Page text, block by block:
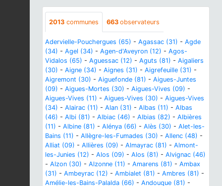
2013 communes 663 observateurs
Adervielle-Pouchergues (65) - Agassac (31) - Agde
(34) - Agel (34) - Agen-d'Aveyron (12) - Agos-
Vidalos (65) - Aguessac (12) - Aguts (81) - Aigaliers
(30) - Aigne (34) - Aignes (31) - Aigrefeuille (31) -
Aigremont (30) - Aiguefonde (81) - Aigues-Juntes
(09) - Aigues-Mortes (30) - Aigues-Vives (09) -
Aigues-Vives (11) - Aigues-Vives (30) - Aigues-Vives
(34) - Alairac (11) - Alan (31) - Albas (11) - Albas
(46) - Albi (81) - Albiac (46) - Albias (82) - Albières
(11) - Albine (81) - Alénya (66) - Alès (30) - Alet-les-
Bains (11) - Allègre-les-Fumades (30) - Allenc (48) -
Alliat (09) - Allières (09) - Almayrac (81) - Almont-
les-Junies (12) - Alos (09) - Alos (81) - Alvignac (46)
- Alzon (30) - Alzonne (11) - Amarens (81) - Ambax
(31) - Ambeyrac (12) - Ambialet (81) - Ambres (81) -
Amélie-les-Bains-Palalda (66) - Andouque (81) -